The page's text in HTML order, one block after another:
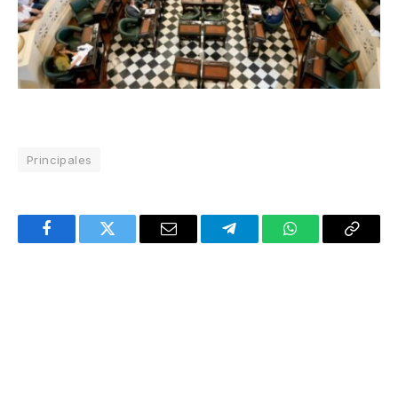
Principales
FacebookTwitter Email TelegramWhatsAppCopy